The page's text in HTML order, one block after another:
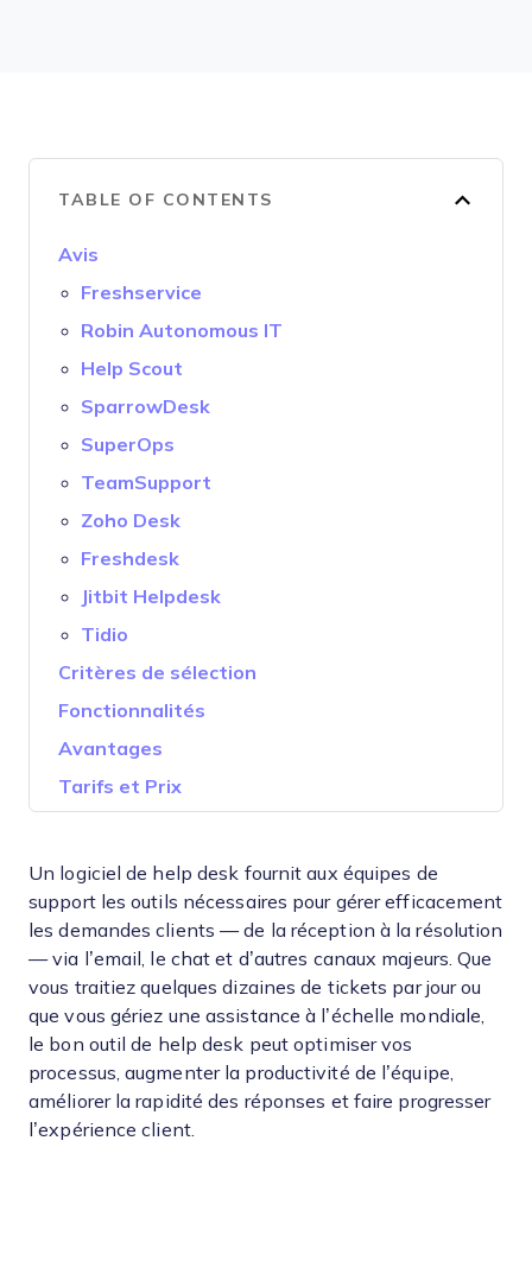
TABLE OF CONTENTS
Avis
Freshservice
Robin Autonomous IT
Help Scout
SparrowDesk
SuperOps
TeamSupport
Zoho Desk
Freshdesk
Jitbit Helpdesk
Tidio
Critères de sélection
Fonctionnalités
Avantages
Tarifs et Prix
Un logiciel de help desk fournit aux équipes de
support les outils nécessaires pour gérer efficacement
les demandes clients — de la réception à la résolution
— via l’email, le chat et d’autres canaux majeurs. Que
vous traitiez quelques dizaines de tickets par jour ou
que vous gériez une assistance à l’échelle mondiale,
le bon outil de help desk peut optimiser vos
processus, augmenter la productivité de l’équipe,
améliorer la rapidité des réponses et faire progresser
l’expérience client.